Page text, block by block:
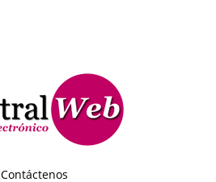
Contáctenos